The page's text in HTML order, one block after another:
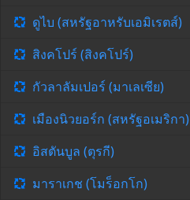
ดูไบ (สหรัฐอาหรับเอมิเรตส์)
สิงคโปร์ (สิงคโปร์)
กัวลาลัมเปอร์ (มาเลเซีย)
เมืองนิวยอร์ก (สหรัฐอเมริกา)
อิสตันบูล (ตุรกี)
มาราเกช (โมร็อกโก)